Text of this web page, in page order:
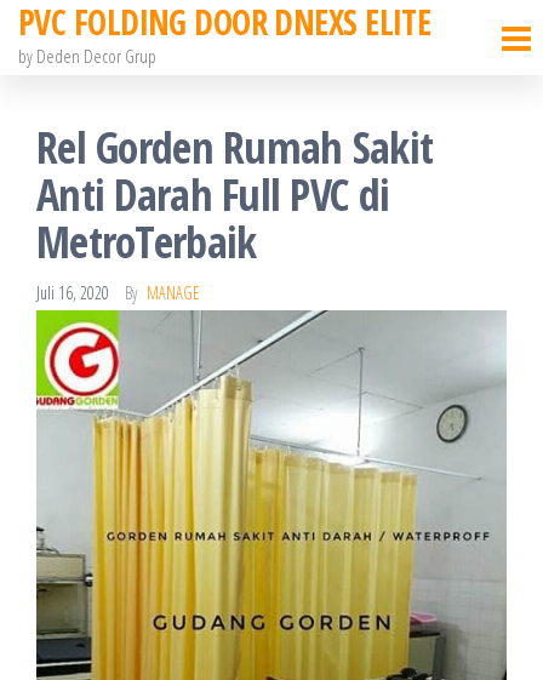
Skip
content
PVC FOLDING DOOR DNEXS ELITE
by Deden Decor Grup
Rel Gorden Rumah Sakit
Anti Darah Full PVC di
MetroTerbaik
Juli 16, 2020 By MANAGE